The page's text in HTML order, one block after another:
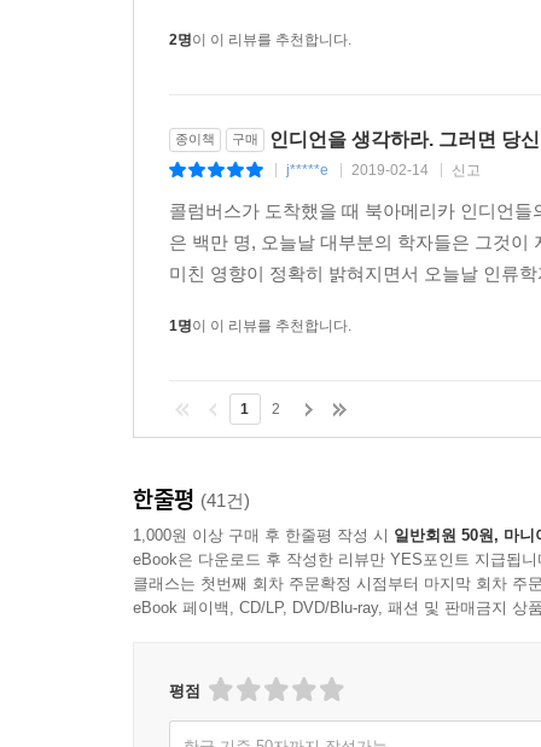
2명이 이 리뷰를 추천합니다.
종이책 구매 인디언을 생각하라. 그러면 당
j*****e 2019-02-14 신고
콜럼버스가 도착했을 때 북아메리카 인디언
은 백만 명, 오늘날 대부분의 학자들은 그것
미친 영향이 정확히 밝혀지면서 오늘날 인류
1명이 이 리뷰를 추천합니다.
1 2
한줄평 (41건)
1,000원 이상 구매 후 한줄평 작성 시 일반회원 50원, 마니
eBook은 다운로드 후 작성한 리뷰만 YES포인트 지급됩니
클래스는 첫번째 회차 주문확정 시점부터 마지막 회차 주
eBook 페이백, CD/LP, DVD/Blu-ray, 패션 및 판매금지 상
평점